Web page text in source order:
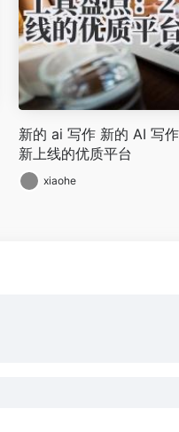
新的 ai 写作 新的 AI 写
新上线的优质平台
xiaohe